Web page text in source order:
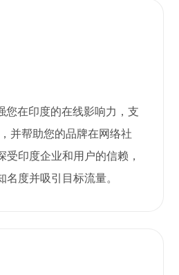
您在印度的在线影响力，支
并帮助您的品牌在网络社
受印度企业和用户的信赖，
度并吸引目标流量。